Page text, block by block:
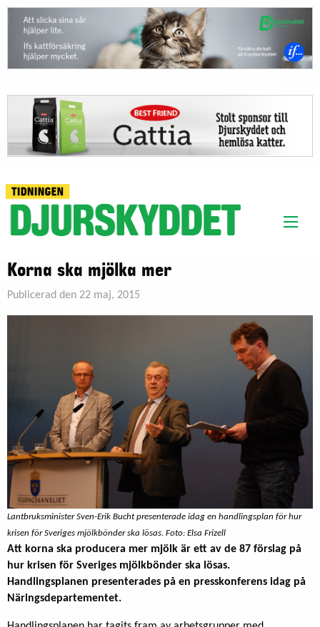
Korna ska mjölka mer
Publicerad den 22 maj, 2015
Lantbruksminister Sven-Erik Bucht presenterade idag en handlingsplan för hur
krisen för Sveriges mjölkbönder ska lösas. Foto: Elsa Frizell
Att korna ska producera mer mjölk är ett av de 87 förslag på
hur krisen för Sveriges mjölkbönder ska lösas.
Handlingsplanen presenterades på en presskonferens idag på
Näringsdepartementet.